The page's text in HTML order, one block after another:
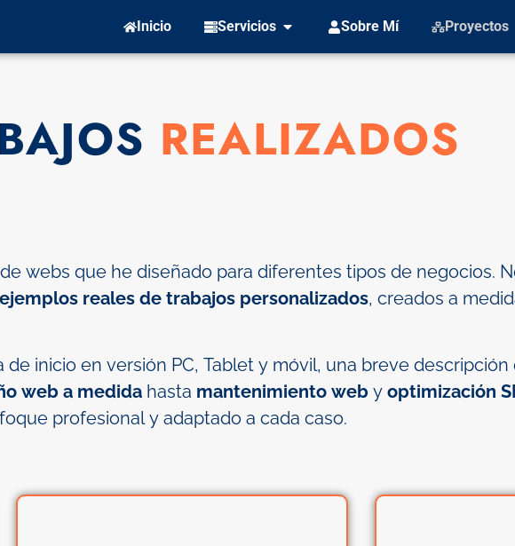
Inicio Servicios Sobre Mí Proyectos
REALIZADOS
webs que he diseñado para diferentes tipos de negocios.
ejemplos reales de trabajos personalizados, creados a
inicio en versión PC, Tablet y móvil, una breve
web a medida hasta mantenimiento web y optimización
profesional y adaptado a cada caso.